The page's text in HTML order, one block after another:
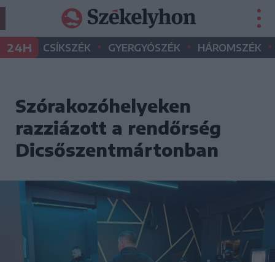
24H CSÍKSZÉK • GYERGYÓSZÉK • HÁROMSZÉK •
Szórakozóhelyeken
razziázott a rendőrség
Dicsőszentmártonban